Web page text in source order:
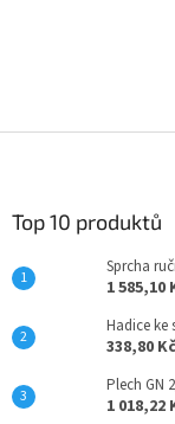
Top 10 produktů
Sprcha
1 585,10
Hadice ke
338,80 Kč
Plech GN
1 018,22